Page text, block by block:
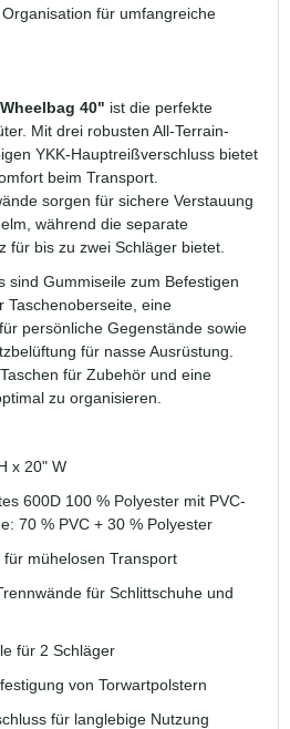
für umfangreiche
40" ist die perfekte
Mit drei robusten All-Terrain-
YKK-Hauptreißverschluss bietet
beim Transport.
sorgen für sichere Verstauung
während die separate
für bis zu zwei Schläger bietet.
sind Gummiseile zum Befestigen
Taschenoberseite, eine
persönliche Gegenstände sowie
für nasse Ausrüstung.
für Zubehör und eine
zu organisieren.
x 20" W
600D 100 % Polyester mit PVC-
70 % PVC + 30 % Polyester
für mühelosen Transport
für Schlittschuhe und
für 2 Schläger
von Torwartpolstern
für langlebige Nutzung